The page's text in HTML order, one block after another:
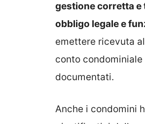
gestione corretta e
obbligo legale e
emettere ricevuta
conto
documentati.
Anche i condomini